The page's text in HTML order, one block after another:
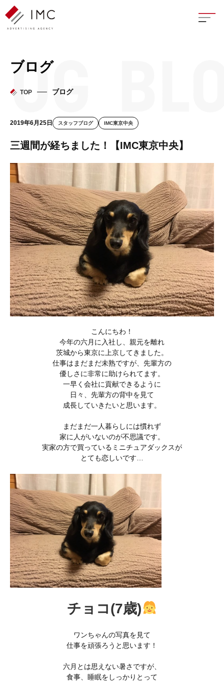
座談
フェ
ブログ
TOP ブログ
2019年6月25日 スタッフブログ IMC東京中央
三週間が経ちました！【IMC東京中央】
こんにちわ！
今年の六月に入社し、親元を離れ
茨城から東京に上京してきました。
仕事はまだまだ未熟ですが、先輩方の
優しさに非常に助けられてます。
一早く会社に貢献できるように
日々、先輩方の背中を見て
成長していきたいと思います。
まだまだ一人暮らしには慣れず
家に人がいないのが不思議です。
実家の方で買っているミニチュアダックスが
とても恋しいです…
チョコ(7歳)
ワンちゃんの写真を見て
仕事を頑張ろうと思います！
六月とは思えない暑さですが、
食事、睡眠をしっかりとって